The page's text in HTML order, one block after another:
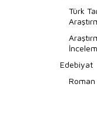
Türk
Edebiyat
Roman